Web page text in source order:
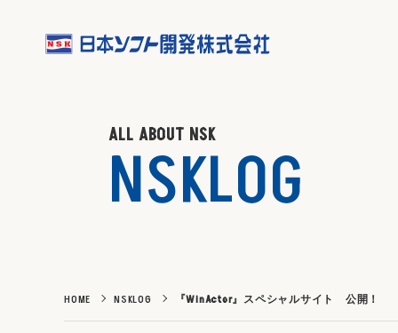
ALL ABOUT NSK
NSKLOG
HOME NSKLOG 『WinActor』スペシャルサイト 公開！